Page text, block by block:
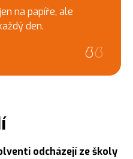
na papíře, ale
den.
odcházejí ze školy